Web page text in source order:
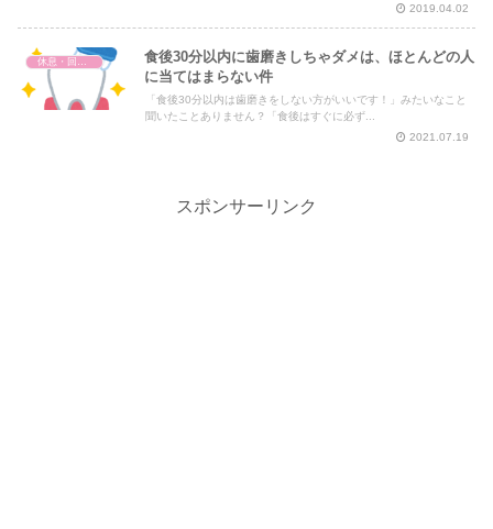
2019.04.02
休息・回復・不調対策
食後30分以内に歯磨きしちゃダメは、ほとんどの人
に当てはまらない件
「食後30分以内は歯磨きをしない方がいいです！」みたいなこと
聞いたことありません？「食後はすぐに必ず...
2021.07.19
スポンサーリンク